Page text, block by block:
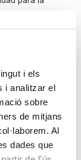
i els
i analitzar el
sobre
de mitjans
Al
dades que
serie de
Las
un
que
deporte. La